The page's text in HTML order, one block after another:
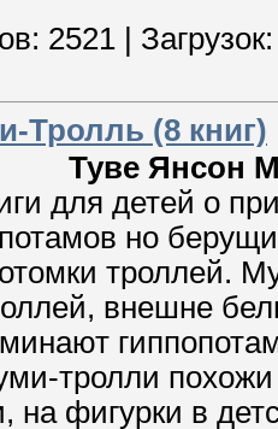
2521 | Загрузок:
Тролль (8 книг)
Туве Янсон
для детей о
но
троллей.
внешне
тролли
на фигурки в